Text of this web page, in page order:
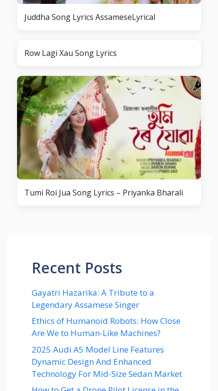
Juddha Song Lyrics AssameseLyrical
Row Lagi Xau Song Lyrics
Tumi Roi Jua Song Lyrics – Priyanka Bharali
Recent Posts
Gayatri Hazarika: A Tribute to a
Legendary Assamese Singer
Ethics of Humanoid Robots: How Close
Are We to Human-Like Machines?
2025 Audi A5 Model Line Features
Dynamic Design And Enhanced
Technology For Mid-Size Sedan Market